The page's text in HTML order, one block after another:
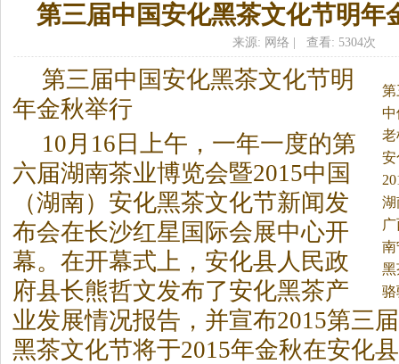
第三届中国安化黑茶文化节明年
来源: 网络 | 查看: 5304次
金
源
已
学
专
第三届中国安化黑茶文化节明
年金秋举行
10月16日上午，一年一度的第
六届湖南茶业博览会暨2015中国
（湖南）安化黑茶文化节新闻发
布会在长沙红星国际会展中心开
幕。 在开幕式上，安化县人民政
府县长熊哲文发布了安化黑茶产
业发展情况报告，并宣布2015第三
黑茶文化节将于2015年金秋在安化